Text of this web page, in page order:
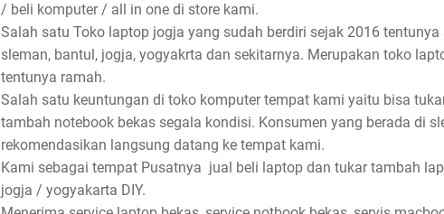
/ beli komputer / all in one di store kami.
Salah satu Toko laptop jogja yang sudah berdiri sejak 2016
sleman, bantul, jogja, yogyakrta dan sekitarnya. Merupakan toko
tentunya ramah.
Salah satu keuntungan di toko komputer tempat kami yaitu bisa
tambah notebook bekas segala kondisi. Konsumen yang berada di
rekomendasikan langsung datang ke tempat kami.
Kami sebagai tempat Pusatnya jual beli laptop dan tukar tambah
jogja / yogyakarta DIY.